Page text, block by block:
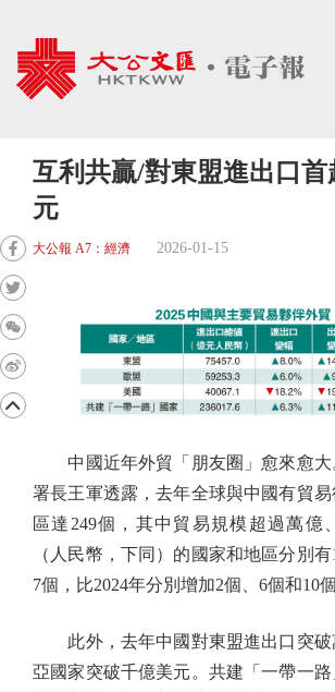
互利共贏/對東盟進出口首
元
大公報 A7：經濟 2026-01-15
中國近年外貿「朋友圈」愈來愈大
署長王軍透露，去年全球與中國有貿
區達249個，其中貿易規模超過萬億
（人民幣，下同）的國家和地區分別
7個，比2024年分別增加2個、6個和10個
此外，去年中國對東盟進出口突破
亞國家突破千億美元。共建「一帶一